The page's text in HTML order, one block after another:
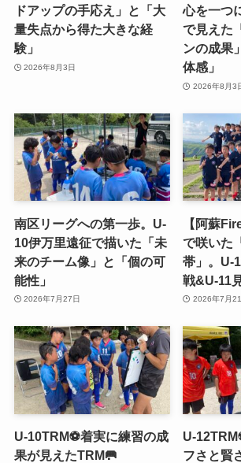
ドアップの手応え」と「大
量失点から得た大きな経
験」
2026年8月3日
心を一つ
で見えた
ンの成果
体感」
2026年8月3
南区リーグへの第一歩。U-
10伊万里遠征で描いた「未
来のチーム像」と「個の可
能性」
2026年7月27日
【阿蘇
で咲いた
帯」。U-
戦&U-11
2026年7月
U-10TRM⚽️着実に練習の成
果が見えたTRM🥅
U-
フさと賢